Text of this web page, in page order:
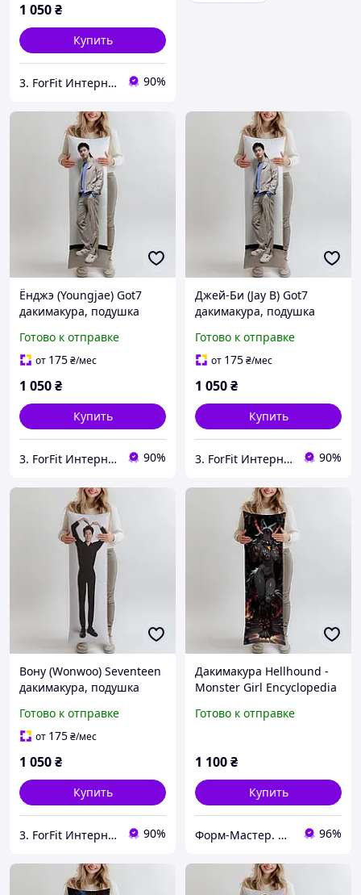
1 050₴
Купить
3. ForFit Интернет-магазин спортивных товаров 90%
Ёнджэ (Youngjae) Got7
дакимакура, подушка
100*33 см
Готово к отправке
от 175₴/мес
1 050₴
Купить
3. ForFit Интернет-магазин спортивных товаров 90%
Джей-Би (Jay B) Got7
дакимакура, подушка
100*33 см
Готово к отправке
от 175₴/мес
1 050₴
Купить
3. ForFit Интернет-магазин спортивных товаров 90%
Вону (Wonwoo) Seventeen
дакимакура, подушка
100*33 см
Готово к отправке
от 175₴/мес
1 050₴
Купить
3. ForFit Интернет-магазин спортивных товаров 90%
Дакимакура Hellhound -
Monster Girl Encyclopedia
обнимашка) 100*33 см
Готово к отправке
1 100₴
Купить
Форм-Мастер. Магазин форм для декора 96%